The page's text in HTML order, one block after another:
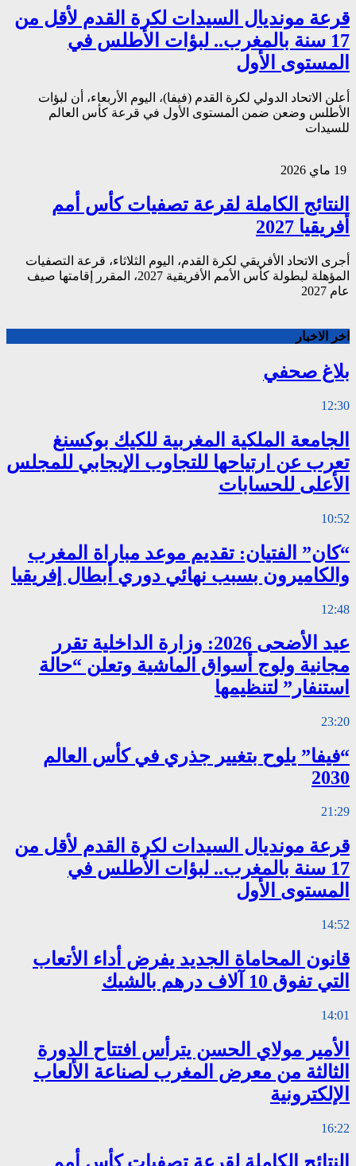
قرعة مونديال السيدات لكرة القدم لأقل من
17 سنة بالمغرب.. لبؤات الأطلس في
المستوى الأول
أعلن الاتحاد الدولي لكرة القدم (فيفا)، اليوم الأربعاء، أن لبؤات
الأطلس وضعن ضمن المستوى الأول في قرعة كأس العالم
للسيدات
النتائج الكاملة لقرعة تصفيات كأس أمم
أفريقيا 2027
أجرى الاتحاد الأفريقي لكرة القدم، اليوم الثلاثاء، قرعة التصفيات
المؤهلة لبطولة كأس الأمم الأفريقية 2027، المقرر إقامتها صيف
عام 2027
اخر الاخبار
بلاغ صحفي
12:30
الجامعة الملكية المغربية للكيك بوكسنغ
تعرب عن ارتياحها للتجاوب الإيجابي للمجلس
الأعلى للحسابات
10:52
“كان” الفتيان: تقديم موعد مباراة المغرب
والكاميرون بسبب نهائي دوري أبطال إفريقيا
12:48
عيد الأضحى 2026: وزارة الداخلية تقرر
مجانية ولوج أسواق الماشية وتعلن “حالة
استنفار” لتنظيمها
23:20
“فيفا” يلوح بتغيير جذري في كأس العالم
2030
21:29
قرعة مونديال السيدات لكرة القدم لأقل من
17 سنة بالمغرب.. لبؤات الأطلس في
المستوى الأول
14:52
قانون المحاماة الجديد يفرض أداء الأتعاب
التي تفوق 10 آلاف درهم بالشيك
14:01
الأمير مولاي الحسن يترأس افتتاح الدورة
الثالثة من معرض المغرب لصناعة الألعاب
الإلكترونية
16:22